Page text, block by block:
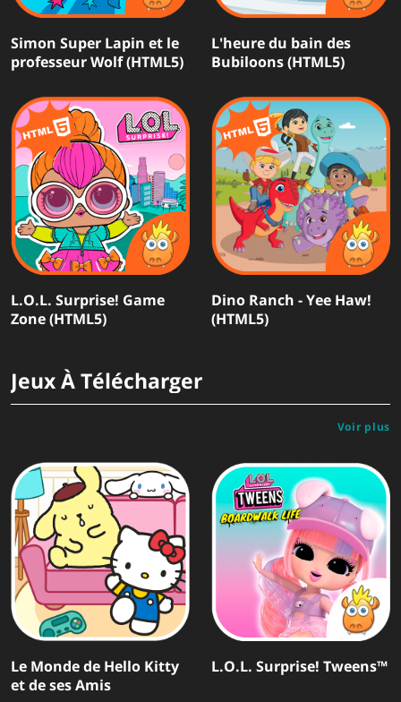
Simon Super Lapin et le
professeur Wolf (HTML5)
L'heure du bain des
Bubiloons (HTML5)
L.O.L. Surprise! Game
Zone (HTML5)
Dino Ranch - Yee Haw!
(HTML5)
Jeux À Télécharger
Voir plus
Le Monde de Hello Kitty
et de ses Amis
L.O.L. Surprise! Tweens™